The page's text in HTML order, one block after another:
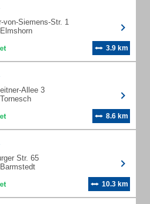
von-Siemens-Str. 1
3.9 km
Allee 3
8.6 km
Str. 65
10.3 km